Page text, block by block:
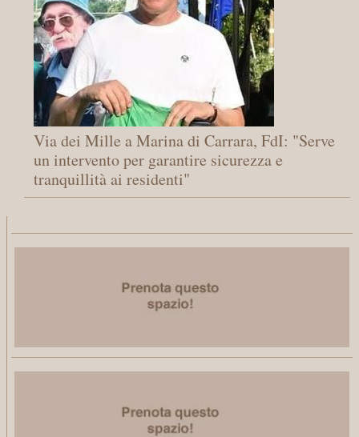
Via dei Mille a Marina di Carrara, FdI: "Serve
un intervento per garantire sicurezza e
tranquillità ai residenti"